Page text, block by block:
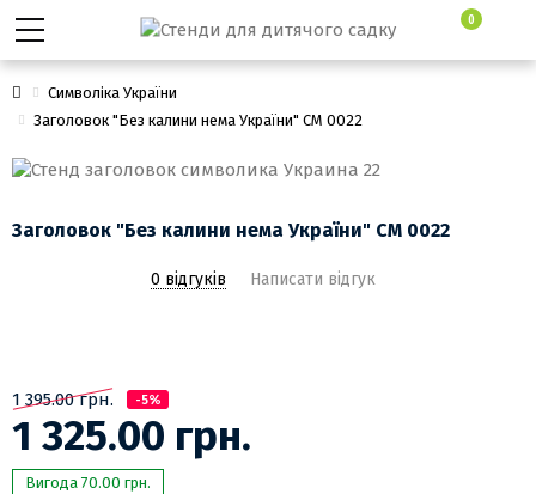
0
Символіка України
Заголовок "Без калини нема України" СМ 0022
Заголовок "Без калини нема України" СМ 0022
0 відгуків Написати відгук
1 395.00 грн. -5%
1 325.00 грн.
Вигода 70.00 грн.